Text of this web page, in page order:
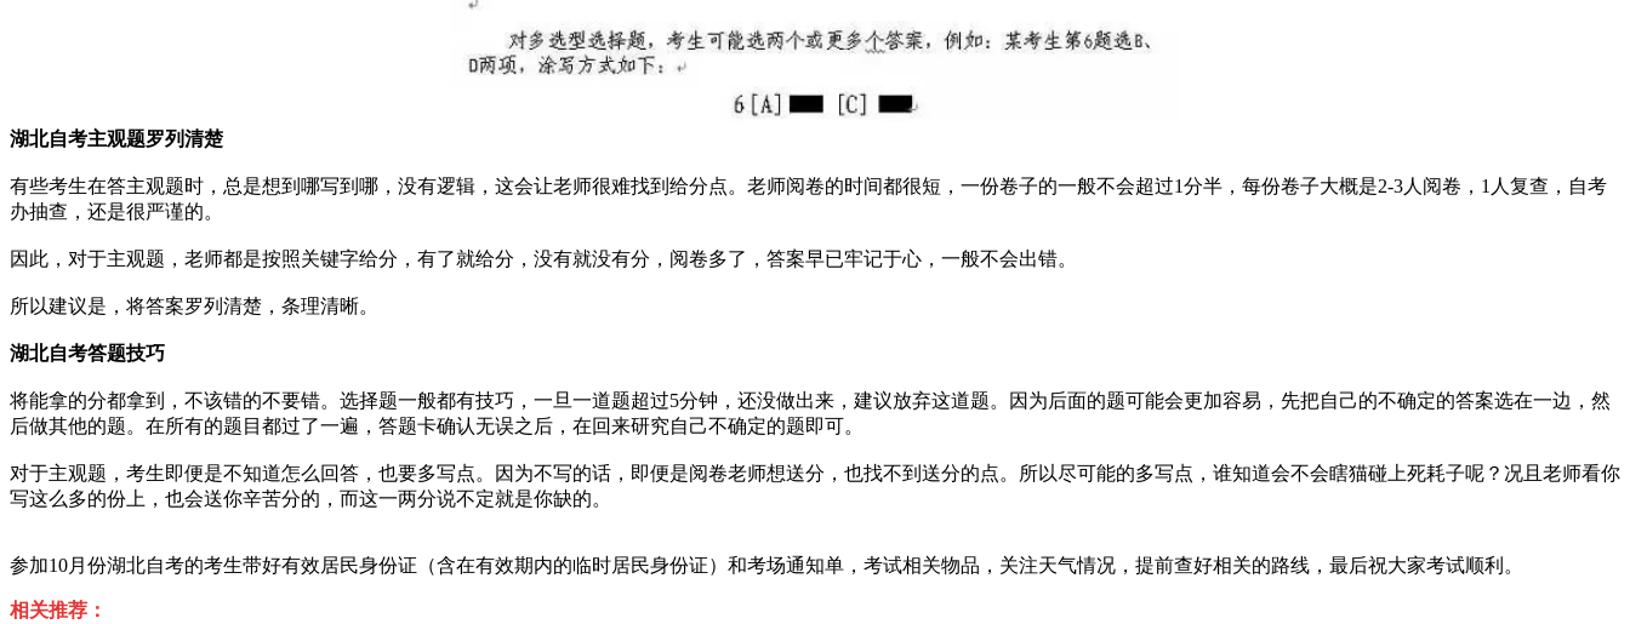
湖北自考主观题罗列清楚
有些考生在答主观题时，总是想到哪写到哪，没有逻辑，这会让老师很难找到给分点。老师阅卷的时间都很短，一份卷子的一般不会超过1分半，每份卷子大概是2-3人阅卷，1人复查，自考
办抽查，还是很严谨的。
因此，对于主观题，老师都是按照关键字给分，有了就给分，没有就没有分，阅卷多了，答案早已牢记于心，一般不会出错。
所以建议是，将答案罗列清楚，条理清晰。
湖北自考答题技巧
将能拿的分都拿到，不该错的不要错。选择题一般都有技巧，一旦一道题超过5分钟，还没做出来，建议放弃这道题。因为后面的题可能会更加容易，先把自己的不确定的答案选在一边，然
后做其他的题。在所有的题目都过了一遍，答题卡确认无误之后，在回来研究自己不确定的题即可。
对于主观题，考生即便是不知道怎么回答，也要多写点。因为不写的话，即便是阅卷老师想送分，也找不到送分的点。所以尽可能的多写点，谁知道会不会瞎猫碰上死耗子呢？况且老师看你
写这么多的份上，也会送你辛苦分的，而这一两分说不定就是你缺的。
参加10月份湖北自考的考生带好有效居民身份证（含在有效期内的临时居民身份证）和考场通知单，考试相关物品，关注天气情况，提前查好相关的路线，最后祝大家考试顺利。
相关推荐：